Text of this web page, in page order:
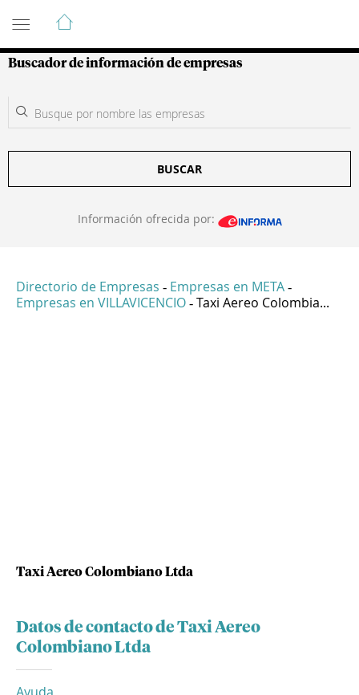
Guía de Empresas Colombianas
Buscador de información de empresas
BUSCAR
Información ofrecida por:
Directorio de Empresas - Empresas en META -
Empresas en VILLAVICENCIO - Taxi Aereo Colombia...
Taxi Aereo Colombiano Ltda
Datos de contacto de Taxi Aereo
Colombiano Ltda